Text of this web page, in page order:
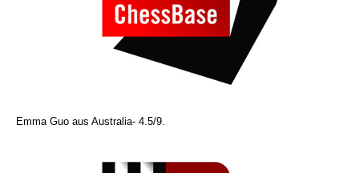
Emma Guo aus Australia- 4.5/9.